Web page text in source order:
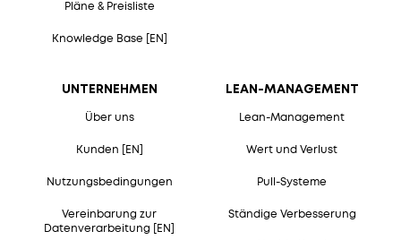
Pläne & Preisliste
Knowledge Base [EN]
UNTERNEHMEN
Über uns
Kunden [EN]
Nutzungsbedingungen
Vereinbarung zur
Datenverarbeitung [EN]
LEAN-MANAGEMENT
Lean-Management
Wert und Verlust
Pull-Systeme
Ständige Verbesserung